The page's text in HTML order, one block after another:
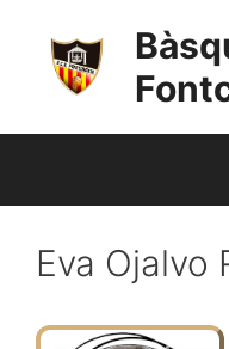
contenido
Eva Ojalvo